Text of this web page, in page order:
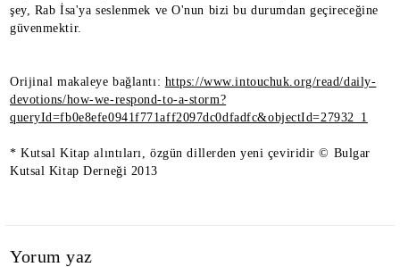
şey, Rab İsa'ya seslenmek ve O'nun bizi bu durumdan geçireceğine
güvenmektir.
Orijinal makaleye bağlantı: https://www.intouchuk.org/read/daily-
devotions/how-we-respond-to-a-storm?
queryId=fb0e8efe0941f771aff2097dc0dfadfc&objectId=27932_1
* Kutsal Kitap alıntıları, özgün dillerden yeni çeviridir © Bulgar
Kutsal Kitap Derneği 2013
Yorum yaz